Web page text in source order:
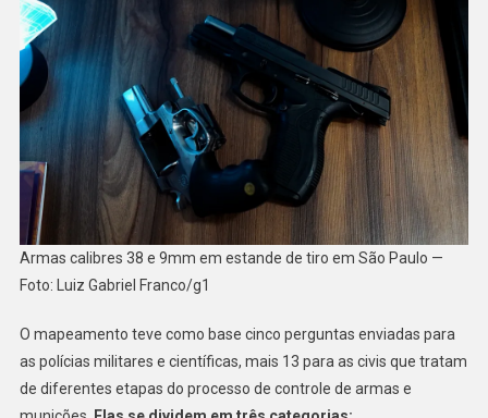
Armas calibres 38 e 9mm em estande de tiro em São Paulo —
Foto: Luiz Gabriel Franco/g1
O mapeamento teve como base cinco perguntas enviadas para
as polícias militares e científicas, mais 13 para as civis que tratam
de diferentes etapas do processo de controle de armas e